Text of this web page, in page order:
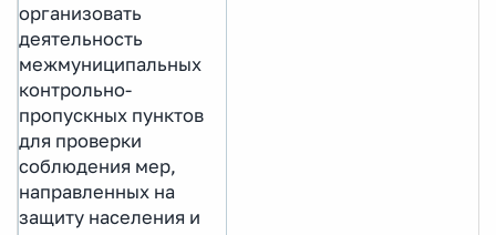
организовать
деятельность
межмуниципальных
контрольно-
пропускных пунктов
для проверки
соблюдения мер,
направленных на
защиту населения и